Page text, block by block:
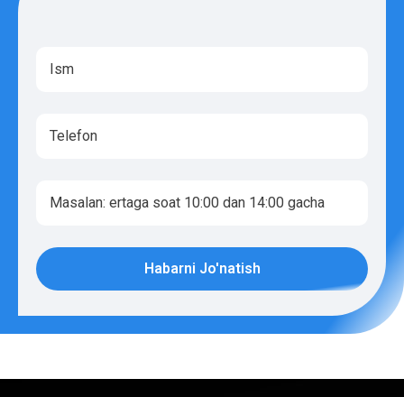
Habarni Jo'natish